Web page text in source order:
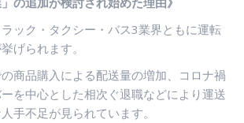
ック・タクシー・バス3業界ともに運転
げられます。
商品購入による配送量の増加、コロナ禍
を中心とした相次ぐ退職などにより運送
手不足が見られています。